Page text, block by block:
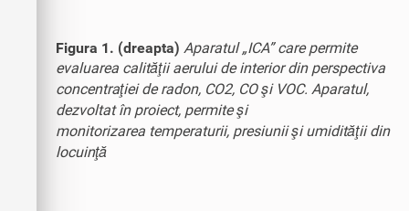
Figura 1. (dreapta) Aparatul „ICA” care permite
evaluarea calităţii aerului de interior din perspectiva
concentraţiei de radon, CO2, CO şi VOC. Aparatul,
dezvoltat în proiect, permite şi
monitorizarea temperaturii, presiunii şi umidităţii din
locuinţă